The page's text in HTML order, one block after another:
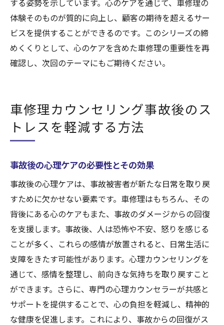
する姿勢を示しています。心のケアを通じて、車修理の
体験そのものが質的に向上し、顧客の期待を超えるサー
ビスを提供することができるのです。このシリーズの締
めくくりとして、心のケアを含めた車修理の重要性を再
確認し、次回のテーマにもご期待ください。
車修理カウンセリング事故後のス
トレスを軽減する方法
事故後の心理ケアの必要性とその効果
事故後の心理ケアは、事故被害者が新たな日常を取り戻
すために欠かせない要素です。車修理はもちろん、その
背後にある心のケアもまた、事故のダメージからの回復
を支援します。事故後、人は恐怖や不安、怒りを感じる
ことが多く、これらの感情が放置されると、日常生活に
支障をきたす可能性があります。心理カウンセリングを
通じて、感情を整理し、前向きな気持ちを取り戻すこと
ができます。さらに、専門の心理カウンセラーが共感と
サポートを提供することで、心の負担を軽減し、精神的
な健康を促進します。これにより、事故からの回復がス